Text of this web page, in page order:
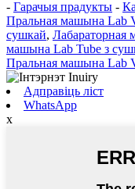
- Гарачыя прадукты -
Пральная машына Lab
сушкай, Лабараторная
машына Lab Tube з
Пральная машына Lab
Адправіць ліст
WhatsApp
x